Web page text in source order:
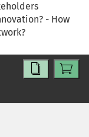
- How